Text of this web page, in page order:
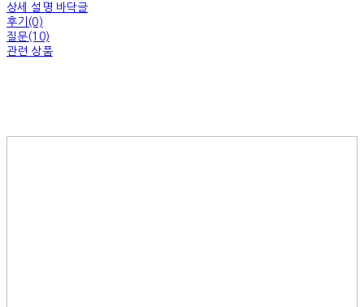
상세 설명 바닥글
후기(0)
질문(10)
관련 상품